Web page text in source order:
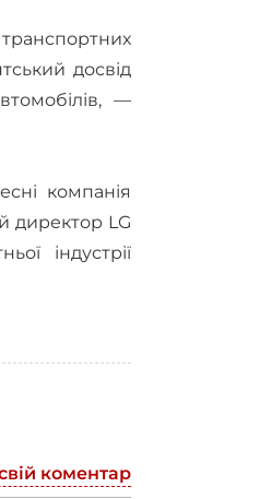
досвід
—
компанія
директор LG
індустрії
коментар